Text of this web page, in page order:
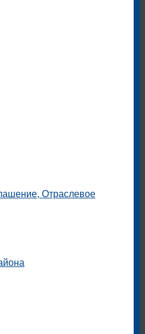
Отраслевое